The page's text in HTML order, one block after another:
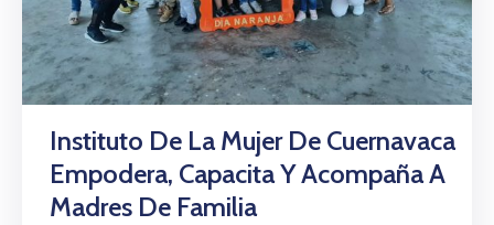
Directorio
Citas
Instituto De La Mujer De Cuernavaca
Empodera, Capacita Y Acompaña A
Madres De Familia